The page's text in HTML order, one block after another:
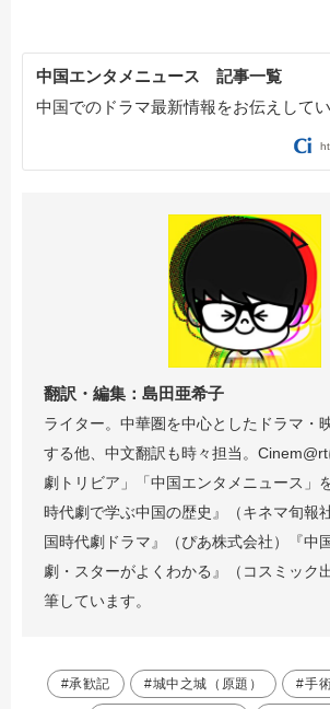
中国エンタメニュース 記事一覧
中国でのドラマ最新情報をお伝えしてい
翻訳・編集：島田亜希子
ライター。中華圏を中心としたドラマ・
する他、中文翻訳も時々担当。
劇トリビア」「中国エンタメニュース」
時代劇で学ぶ中国の歴史』（キネマ旬報
国時代劇ドラマ』（ぴあ株式会社）『中
劇・スターがよくわかる』（コスミック
筆しています。
#承歓記 #城中之城（原題） #手